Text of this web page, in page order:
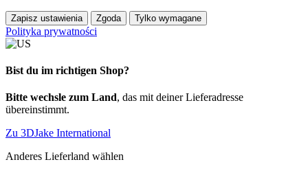
Zapisz ustawienia Zgoda Tylko wymagane
Polityka prywatności
Bist du im richtigen Shop?
Bitte wechsle zum Land, das mit deiner Lieferadresse
übereinstimmt.
Zu 3DJake International
Anderes Lieferland wählen